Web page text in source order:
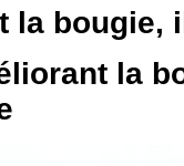
la bougie,
la